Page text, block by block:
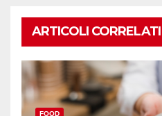
ARTICOLI CORRELATI
FOOD